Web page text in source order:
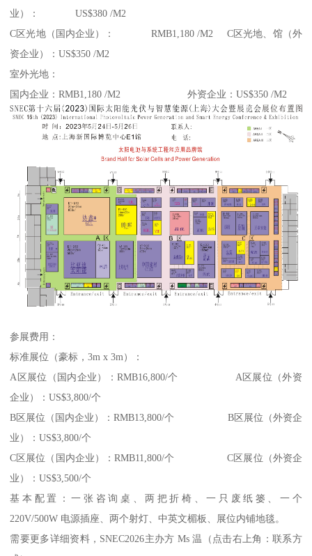
业）： US$380 /M2
C区光地（国内企业）： RMB1,180 /M2 C区光地、馆（外
资企业）：US$350 /M2
室外光地：
国内企业：RMB1,180 /M2 外资企业：US$350 /M2
参展费用：
标准展位（豪标，3m x 3m）：
A区展位（国内企业）：RMB16,800/个 A区展位（外资
企业）：US$3,800/个
B区展位（国内企业）：RMB13,800/个 B区展位（外资企
业）：US$3,800/个
C区展位（国内企业）：RMB11,800/个 C区展位（外资企
业）：US$3,500/个
基本配置：一张咨询桌、两把折椅、一只废纸篓、一个
220V/500W 电源插座、两个射灯、中英文楣板、展位内铺地毯。
需要更多详细资料，SNEC2026主办方 Ms 温（点击右上角：联系方